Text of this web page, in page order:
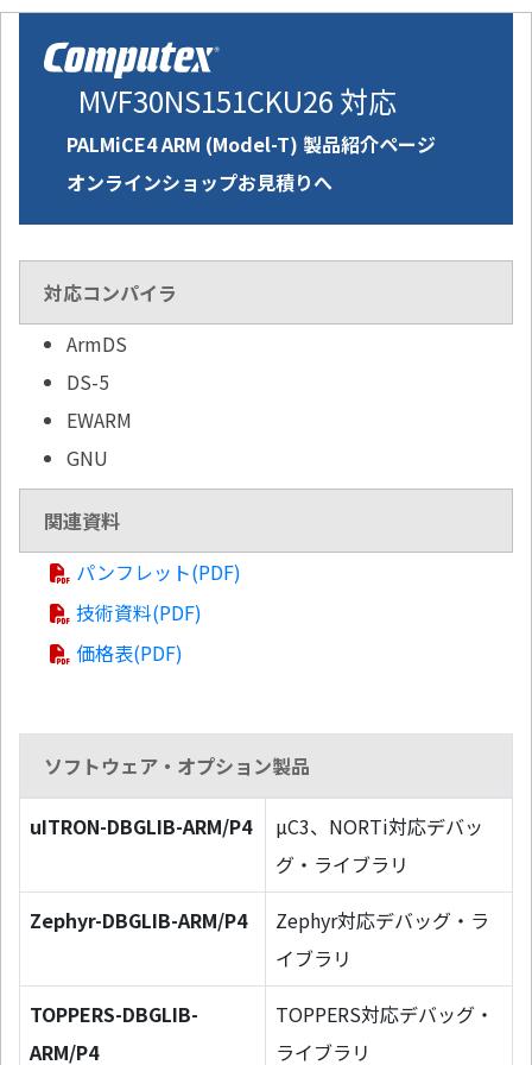
MVF30NS151CKU26 対応
PALMiCE4 ARM (Model-T) 製品紹介ページ
オンラインショップお見積りへ
対応コンパイラ
ArmDS
DS-5
EWARM
GNU
関連資料
パンフレット(PDF)
技術資料(PDF)
価格表(PDF)
ソフトウェア・オプション製品
uITRON-DBGLIB-ARM/P4
µC3、NORTi対応デバッ
グ・ライブラリ
Zephyr-DBGLIB-ARM/P4
Zephyr対応デバッグ・ラ
イブラリ
TOPPERS-DBGLIB-
ARM/P4
TOPPERS対応デバッグ・
ライブラリ